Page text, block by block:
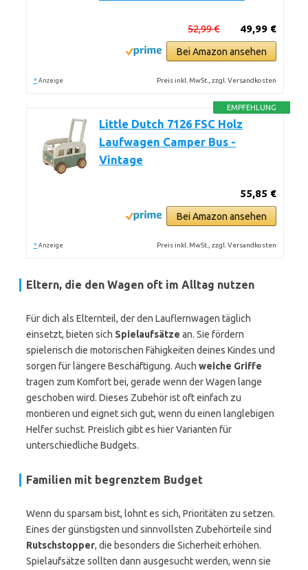
49,99 €
52,99 €
Bei Amazon ansehen
* Anzeige Preis inkl. MwSt., zzgl. Versandkosten
EMPFEHLUNG
Little Dutch 7126 FSC Holz
Laufwagen Camper Bus -
Vintage
55,85 €
Bei Amazon ansehen
* Anzeige Preis inkl. MwSt., zzgl. Versandkosten
Eltern, die den Wagen oft im Alltag nutzen
Für dich als Elternteil, der den Lauflernwagen täglich
einsetzt, bieten sich Spielaufsätze an. Sie fördern
spielerisch die motorischen Fähigkeiten deines Kindes und
sorgen für längere Beschäftigung. Auch weiche Griffe
tragen zum Komfort bei, gerade wenn der Wagen lange
geschoben wird. Dieses Zubehör ist oft einfach zu
montieren und eignet sich gut, wenn du einen langlebigen
Helfer suchst. Preislich gibt es hier Varianten für
unterschiedliche Budgets.
Familien mit begrenztem Budget
Wenn du sparsam bist, lohnt es sich, Prioritäten zu setzen.
Eines der günstigsten und sinnvollsten Zubehörteile sind
Rutschstopper, die besonders die Sicherheit erhöhen.
Spielaufsätze sollten dann ausgesucht werden, wenn sie